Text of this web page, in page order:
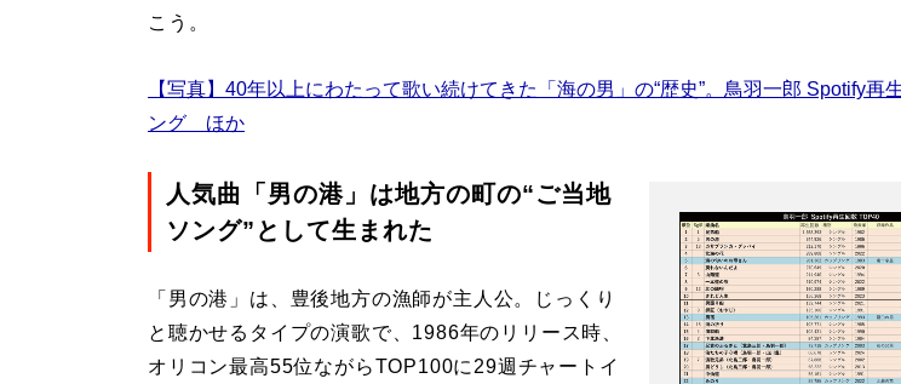
こう。
【写真】40年以上にわたって歌い続けてきた「海の男」の“歴史”。鳥羽一郎 Spotify再
ング ほか
人気曲「男の港」は地方の町の“ご当地
ソング”として生まれた
「男の港」は、豊後地方の漁師が主人公。じっくり
と聴かせるタイプの演歌で、1986年のリリース時、
オリコン最高55位ながらTOP100に29週チャートイ